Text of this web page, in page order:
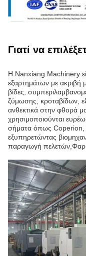
Γιατί να
Η Nanxiang Machinery
εξαρτημάτων με ακριβή
βίδες,
ζύμωσης, κροταβίδων,
ανθεκτικά στην φθορά
χρησιμοποιούνται
σήματα όπως Coperion,
εξυπηρετώντας
παραγωγή